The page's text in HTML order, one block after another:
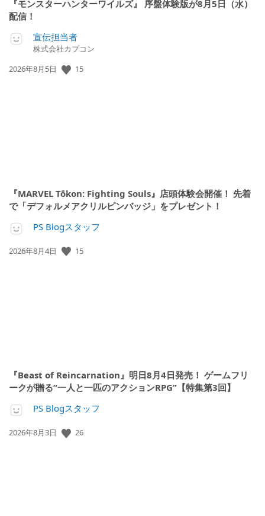
『モンスターハンターワイルズ』 序盤体験版が8月5日（水）
配信！
宣伝担当者
株式会社カプコン
公
2026年8月5日 15
『MARVEL Tōkon: Fighting Souls』店頭体験会開催！ 先着
で「デフォルメアクリルピンバッジ」をプレゼント！
PS Blogスタッフ
公
2026年8月4日 15
『Beast of Reincarnation』明日8月4日発売！ ゲームフリ
ークが贈る“一人と一匹のアクションRPG”【特集第3回】
PS Blogスタッフ
公
2026年8月3日 26